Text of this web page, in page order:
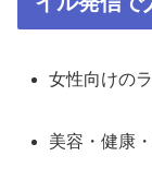
女性向けの
美容・健康